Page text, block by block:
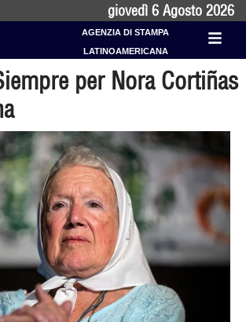
giovedì 6 Agosto 2026
AGENZIA DI STAMPA
LATINOAMERICANA
per Nora Cortiñas